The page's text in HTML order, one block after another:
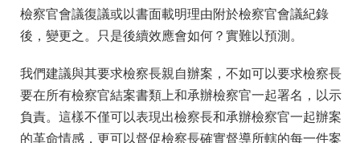
檢察官會議復議或以書面載明理由附於檢察官會議紀錄
後，變更之。只是後續效應會如何？實難以預測。
我們建議與其要求檢察長親自辦案，不如可以要求檢察長
要在所有檢察官結案書類上和承辦檢察官一起署名，以示
負責。這樣不僅可以表現出檢察長和承辦檢察官一起辦案
的革命情感，更可以督促檢察長確實督導所轄的每一件案